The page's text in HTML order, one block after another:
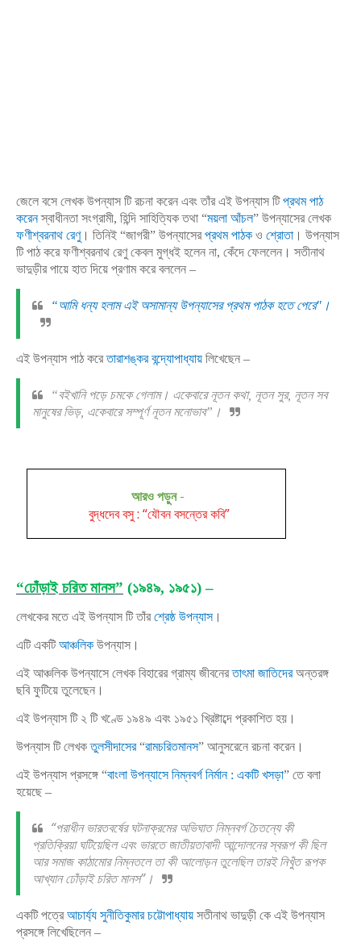
জেলে বসে লেখক উপন্যাস টি রচনা করেন এবং তাঁর এই উপন্যাস টিপ্রথম পাঠ
করেনস্বাধীনতা সংগ্রামী, হিন্দি সাহিত্যিক তথা “ময়লা আঁচল” উপন্যাসের লেখক
ফণীশ্বরনাথ রেণু। তিনিই “জাগরী” উপন্যাসেরপ্রথম পাঠক ও শ্রোতা । উপন্যাস
টি পাঠ করে ফণীশ্বরনাথ রেণু কেবল মুগ্ধই হলেন না, কেঁদে ফেললেন। সতীনাথ
ভাদুড়ীর পায়ে হাত দিয়ে প্রণাম করে বললেন –
“আমি ধন্য হলাম এই অসামান্য উপন্যাসের প্রথম পাঠক হতে পেরে"।
এই উপন্যাস পাঠ করেতারাশঙ্কর বন্দ্যোপাধ্যায় লিখেছেন –
“বইখানি পড়ে চমকে গেলাম। একেবারে নূতন কথা, নূতন সুর, নূতন সব
মানুষের ভিড়, একেবারে সম্পূর্ণ নূতন মনোভাব”।
আরও পড়ুন -
বুদ্ধদেব বসু : “যৌবন বসন্তের কবি”
“ঢোঁড়াই চরিত মানস” (১৯৪৯, ১৯৫১) –
লেখকের মতে এই উপন্যাস টি তাঁরশ্রেষ্ঠ উপন্যাস।
এটি একটিআঞ্চলিক উপন্যাস।
এই আঞ্চলিক উপন্যাসে লেখক বিহারের গ্রাম্য জীবনেরতাৎমা জাতিদেরঅন্তরঙ্গ
ছবি ফুটিয়ে তুলেছেন।
এই উপন্যাস টি ২ টি খণ্ডে ১৯৪৯ এবং ১৯৫১ খ্রিষ্টাব্দে প্রকাশিত হয়।
উপন্যাস টি লেখকতুলসীদাসের“রামচরিতমানস” আনুসরেনে রচনা করেন।
এই উপন্যাস প্রসঙ্গে “বাংলা উপন্যাসে নিম্নবর্গ নির্মান : একটি খসড়া” তে বলা
হয়েছে –
“পরাধীন ভারতবর্ষের ঘটনাক্রমের অভিঘাত নিম্নবর্গ চৈতন্যে কী
প্রতিক্রিয়া ঘটিয়েছিল এবং ভারতে জাতীয়তাবাদী আন্দোলনের স্বরূপ কী ছিল
আর সমাজ কাঠামোর নিম্নতলে তা কী আলোড়ন তুলেছিল তারই নিখুঁত রূপক
আখ্যান ঢোঁড়াই চরিত মানস”।
একটি পত্রেআচার্য্য সুনীতিকুমার চট্টোপাধ্যায় সতীনাথ ভাদুড়ী কে এই উপন্যাস
প্রসঙ্গে লিখেছিলেন –